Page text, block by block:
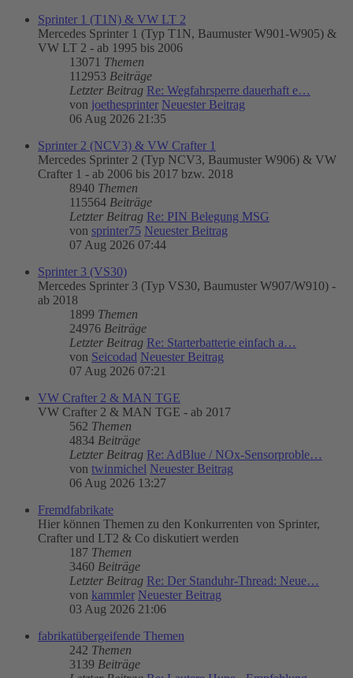
Sprinter 1 (T1N) & VW LT 2
Mercedes Sprinter 1 (Typ T1N, Baumuster W901-W905) &
VW LT 2 - ab 1995 bis 2006
13071 Themen
112953 Beiträge
Letzter Beitrag Re: Wegfahrsperre dauerhaft e…
von joethesprinter Neuester Beitrag
06 Aug 2026 21:35
Sprinter 2 (NCV3) & VW Crafter 1
Mercedes Sprinter 2 (Typ NCV3, Baumuster W906) & VW
Crafter 1 - ab 2006 bis 2017 bzw. 2018
8940 Themen
115564 Beiträge
Letzter Beitrag Re: PIN Belegung MSG
von sprinter75 Neuester Beitrag
07 Aug 2026 07:44
Sprinter 3 (VS30)
Mercedes Sprinter 3 (Typ VS30, Baumuster W907/W910) -
ab 2018
1899 Themen
24976 Beiträge
Letzter Beitrag Re: Starterbatterie einfach a…
von Seicodad Neuester Beitrag
07 Aug 2026 07:21
VW Crafter 2 & MAN TGE
VW Crafter 2 & MAN TGE - ab 2017
562 Themen
4834 Beiträge
Letzter Beitrag Re: AdBlue / NOx-Sensorproble…
von twinmichel Neuester Beitrag
06 Aug 2026 13:27
Fremdfabrikate
Hier können Themen zu den Konkurrenten von Sprinter,
Crafter und LT2 & Co diskutiert werden
187 Themen
3460 Beiträge
Letzter Beitrag Re: Der Standuhr-Thread: Neue…
von kammler Neuester Beitrag
03 Aug 2026 21:06
fabrikatübergeifende Themen
242 Themen
3139 Beiträge